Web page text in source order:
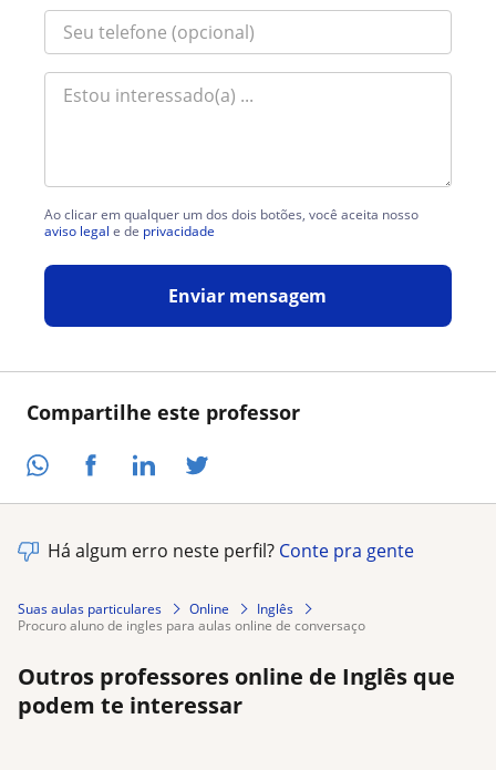
Compartilhe este professor
Ao clicar em qualquer um dos dois botões, você aceita nosso
aviso legal e de privacidade
Enviar mensagem
Há algum erro neste perfil? Conte pra gente
Suas aulas particulares Online
Inglês
procuro aluno de ingles para aulas online de conversaço
Outros professores online de Inglês que
podem te interessar